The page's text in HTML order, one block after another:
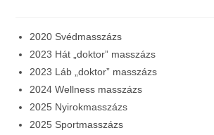
2020 Svédmasszázs
2023 Hát „doktor” masszázs
2023 Láb „doktor” masszázs
2024 Wellness masszázs
2025 Nyirokmasszázs
2025 Sportmasszázs